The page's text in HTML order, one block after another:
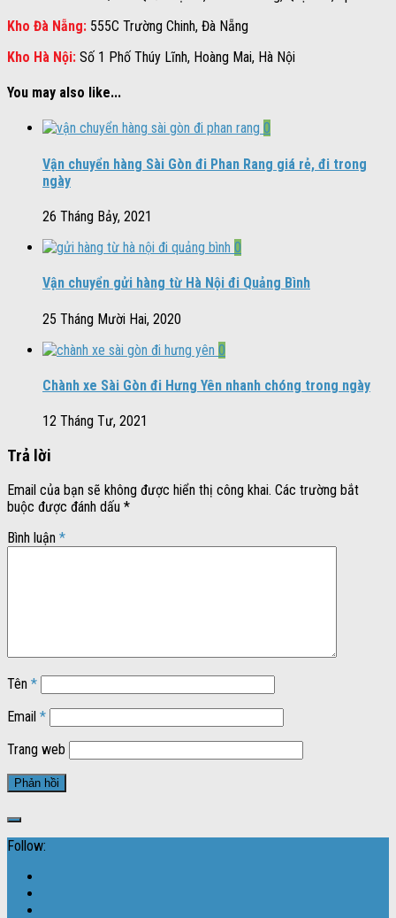
Kho Đà Nẵng: 555C Trường Chinh, Đà Nẵng
Kho Hà Nội: Số 1 Phố Thúy Lĩnh, Hoàng Mai, Hà Nội
You may also like...
0
Vận chuyển hàng Sài Gòn đi Phan Rang giá rẻ, đi trong
ngày
26 Tháng Bảy, 2021
0
Vận chuyển gửi hàng từ Hà Nội đi Quảng Bình
25 Tháng Mười Hai, 2020
0
Chành xe Sài Gòn đi Hưng Yên nhanh chóng trong ngày
12 Tháng Tư, 2021
Trả lời
Email của bạn sẽ không được hiển thị công khai. Các trường bắt
buộc được đánh dấu *
Bình luận *
Tên *
Email *
Trang web
Follow: